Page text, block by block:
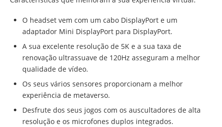
O headset vem com um cabo DisplayPort e um
adaptador Mini DisplayPort para DisplayPort.
A sua excelente resolução de 5K e a sua taxa de
renovação ultrassuave de 120Hz asseguram a melhor
qualidade de vídeo.
Os seus vários sensores proporcionam a melhor
experiência de metaverso.
Desfrute dos seus jogos com os auscultadores de alta
resolução e os microfones duplos integrados.